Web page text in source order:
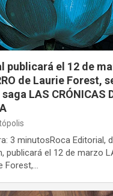
publicará el 12 de
de Laurie Forest,
LAS CRÓNICAS
3 minutosRoca Editorial,
publicará el 12 de marzo
Forest,…